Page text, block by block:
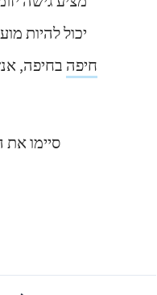
מרכז CBT חיפה בחיפה,
סיימו את